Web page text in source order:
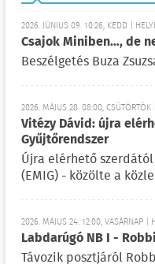
2026. JÚNIUS 09. 10:26, KEDD | HELYI
Csajok Miniben…, de
Beszélgetés Buza
2026. MÁJUS 28. 08:00, CSÜTÖRTÖK
Vitézy Dávid: újra
Gyűjtőrendszer
Újra elérhető
(EMIG) - közölte a
2026. MÁJUS 24. 12:00, VASÁRNAP |
Labdarúgó NB I -
Távozik posztjáról